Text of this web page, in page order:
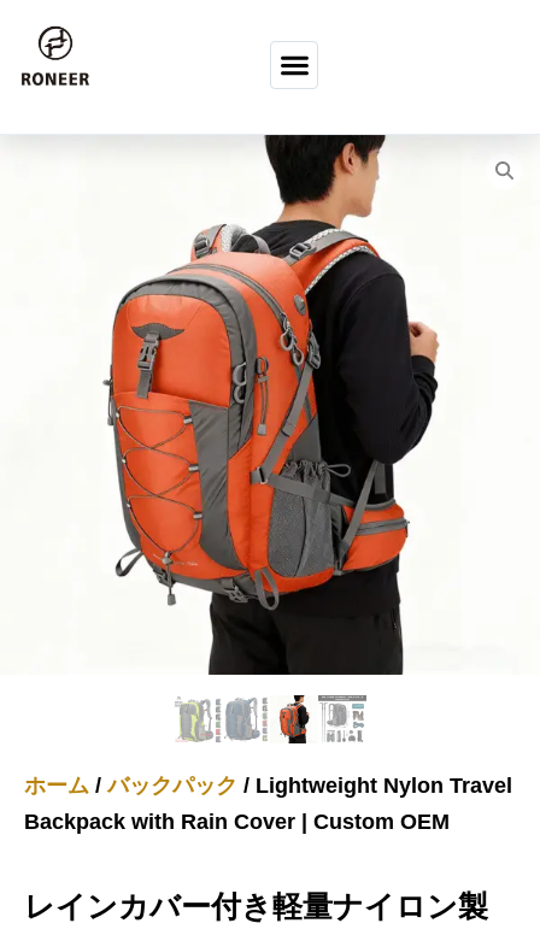
ホーム /バックパック / Lightweight Nylon Travel
Backpack with Rain Cover | Custom OEM
レインカバー付き軽量ナイロン製